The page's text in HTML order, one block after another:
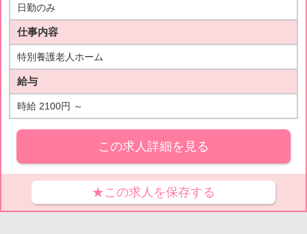
日勤のみ
仕事内容
特別養護老人ホーム
給与
時給 2100円 ～
この求人詳細を見る
★この求人を保存する